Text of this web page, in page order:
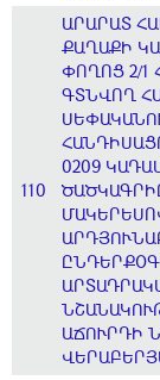
110
ԱՐԱՐԱՏ
ՔԱՂԱՔԻ
ՓՈՂՈՑ 2/1
ԳՏՆՎՈՂ
0209
ԱՃՈՒՐԴԻ